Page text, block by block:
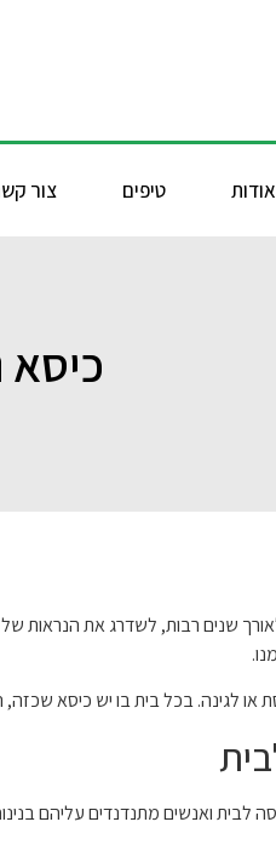
אודות טיפים צור
שנים רבות, לשדרג את הנראות
לגינה. בכל בית בו יש כיסא שכזה,
לבית ואנשים מתנדנדים עליהם